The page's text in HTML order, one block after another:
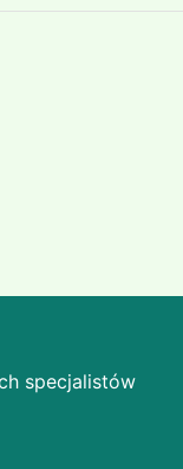
specjalistów